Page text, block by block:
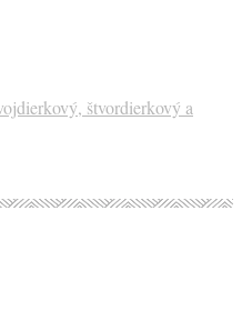
štvordierkový a